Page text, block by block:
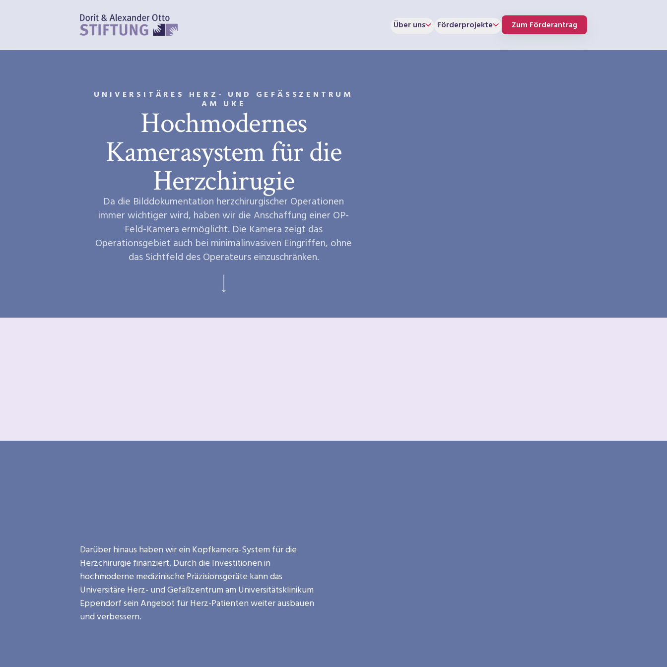
Über uns Förderprojekte Zum Förderantrag
UNIVERSITÄRES HERZ- UND GEFÄSSZENTRUM A
M UKE
Hochmodernes
Kamerasystem für die
Herzchirugie
Da die Bilddokumentation herzchirurgischer Operationen
immer wichtiger wird, haben wir die Anschaffung einer OP-
Feld-Kamera ermöglicht. Die Kamera zeigt das
Operationsgebiet auch bei minimalinvasiven Eingriffen, ohne
das Sichtfeld des Operateurs einzuschränken.
Weiter scrollen
Darüber hinaus haben wir ein Kopfkamera-System für die
Herzchirurgie finanziert. Durch die Investitionen in
hochmoderne medizinische Präzisionsgeräte kann das
Universitäre Herz- und Gefäßzentrum am Universitätsklinikum
Eppendorf sein Angebot für Herz-Patienten weiter ausbauen
und verbessern.